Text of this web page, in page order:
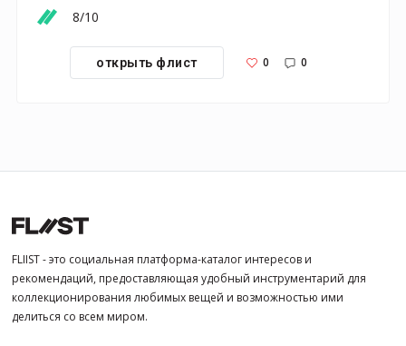
8/10
открыть флист 0 0
FLIIST - это социальная платформа-каталог интересов и
рекомендаций, предоставляющая удобный инструментарий для
коллекционирования любимых вещей и возможностью ими
делиться со всем миром.